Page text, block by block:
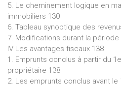
5. Le cheminement logique en
immobiliers 130
6. Tableau synoptique des
7. Modifications durant la
IV Les avantages fiscaux 138
1. Emprunts conclus à partir du
propriétaire 138
2. Les emprunts conclus avant le